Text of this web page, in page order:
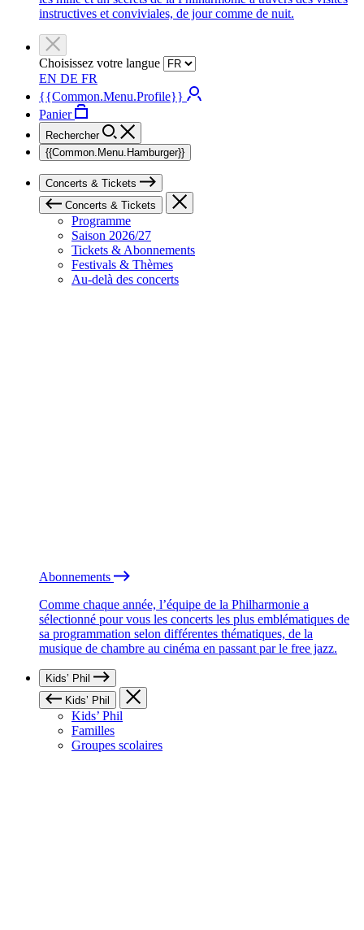
instructives et conviviales, de jour comme de nuit.
Choisissez votre langue
EN DE FR
{{Common.Menu.Profile}}
Panier
Rechercher
{{Common.Menu.Hamburger}}
Concerts & Tickets
Concerts & Tickets
Programme
Saison 2026/27
Tickets & Abonnements
Festivals & Thèmes
Au-delà des concerts
Abonnements
Comme chaque année, l’équipe de la Philharmonie a
sélectionné pour vous les concerts les plus emblématiques de
sa programmation selon différentes thématiques, de la
musique de chambre au cinéma en passant par le free jazz.
Kids’ Phil
Kids’ Phil
Kids’ Phil
Familles
Groupes scolaires